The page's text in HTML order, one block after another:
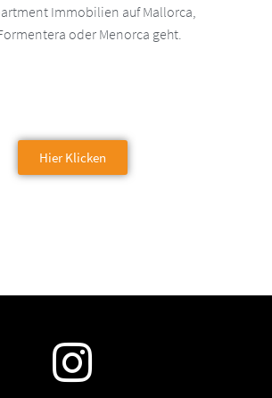
Immobilien auf Mallorca,
oder Menorca geht.
Hier Klicken